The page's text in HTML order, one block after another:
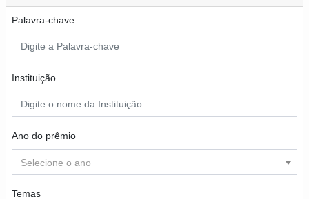
Palavra-chave
Instituição
Ano do prêmio
Selecione o ano
Temas